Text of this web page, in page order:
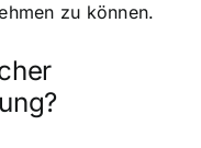
zu können.